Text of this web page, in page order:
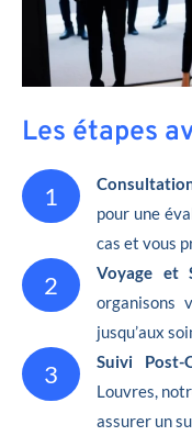
Les étapes
1
pour une
cas et vous
2 Voyage et
organisons
jusqu’aux
3 Suivi Post-
Louvres,
assurer un